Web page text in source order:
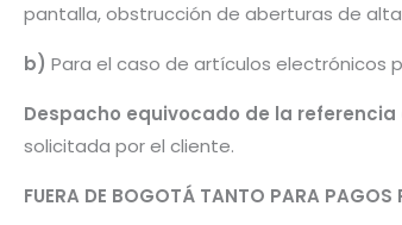
pantalla, obstrucción de aberturas de
b) Para el caso de artículos electrónicos
Despacho equivocado de la
solicitada por el cliente.
FUERA DE BOGOTÁ TANTO PARA